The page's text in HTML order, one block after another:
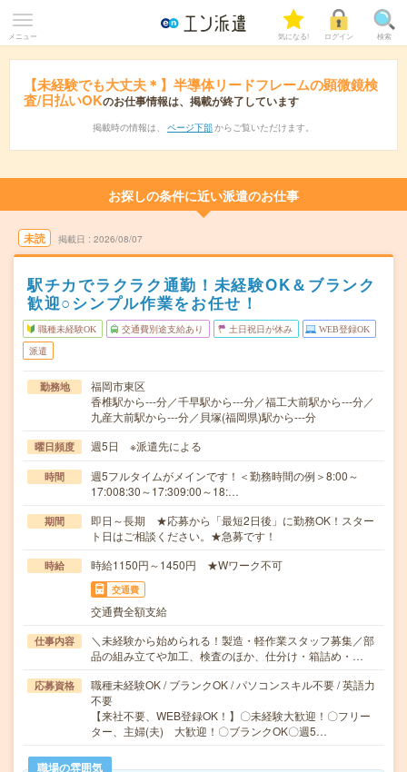
メニュー 気になる! ログイン 検索
【未経験でも大丈夫＊】半導体リードフレームの顕微鏡検
査/日払いOKのお仕事情報は、掲載が終了しています
掲載時の情報は、 ページ下部 からご覧いただけます。
お探しの条件に近い派遣のお仕事
未読 掲載日 2026/08/07
駅チカでラクラク通勤！未経験OK＆ブランク
歓迎○シンプル作業をお任せ！
職種未経験OK 交通費別途支給あり 土日祝日が休み WEB登録OK
派遣
勤務地
福岡市東区
香椎駅から---分／千早駅から---分／福工大前駅から---分／
九産大前駅から---分／貝塚(福岡県)駅から---分
曜日頻度 週5日 ※派遣先による
時間
週5フルタイムがメインです！＜勤務時間の例＞8:00～
17:008:30～17:309:00～18:…
期間
即日～長期 ★応募から「最短2日後」に勤務OK！スター
ト日はご相談ください。★急募です！
時給 時給1150円～1450円 ★Wワーク不可
交通費
交通費全額支給
仕事内容
＼未経験から始められる！製造・軽作業スタッフ募集／部
品の組み立てや加工、検査のほか、仕分け・箱詰め・…
応募資格
職種未経験OK / ブランクOK / パソコンスキル不要 / 英語力
不要
【来社不要、WEB登録OK！】〇未経験大歓迎！〇フリー
ター、主婦(夫) 大歓迎！〇ブランクOK〇週5…
職場の雰囲気